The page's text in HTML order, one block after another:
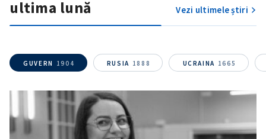
ultima lună
Vezi ultimele știri
GUVERN 1904 RUSIA 1888 UCRAINA 1665